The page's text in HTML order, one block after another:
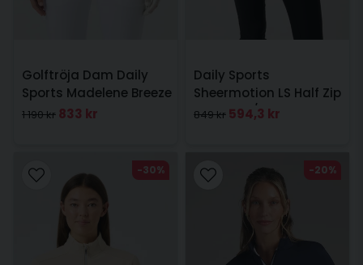
Golftröja Dam Daily
Sports Madelene Breeze
Blue
1 190 kr 833 kr
Daily Sports
Sheermotion LS Half Zip
Leo Svart/Vit
849 kr 594,3 kr
-30% -20%